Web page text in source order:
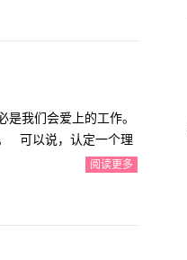
我们会爱上的工作。
可以说，认定一个理
阅读更多